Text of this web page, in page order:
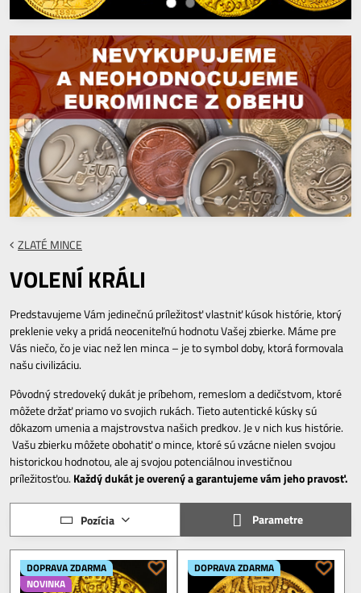
ZLATÉ MINCE
VOLENÍ KRÁLI
Predstavujeme Vám jedinečnú príležitosť vlastniť kúsok histórie, ktorý
preklenie veky a pridá neoceniteľnú hodnotu Vašej zbierke. Máme pre
Vás niečo, čo je viac než len minca – je to symbol doby, ktorá formovala
našu civilizáciu.
Pôvodný stredoveký dukát je príbehom, remeslom a dedičstvom, ktoré
môžete držať priamo vo svojich rukách. Tieto autentické kúsky sú
dôkazom umenia a majstrovstva našich predkov. Je v nich kus histórie.
Vašu zbierku môžete obohatiť o mince, ktoré sú vzácne nielen svojou
historickou hodnotou, ale aj svojou potenciálnou investičnou
príležitosťou. Každý dukát je overený a garantujeme vám jeho pravosť.
Pozícia Parametre
DOPRAVA ZDARMA
NOVINKA
DOPRAVA ZDARMA